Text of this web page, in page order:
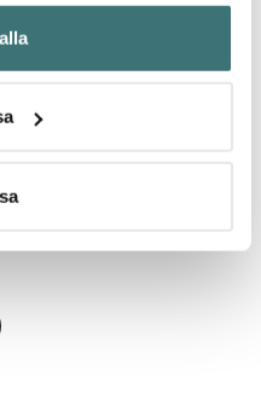
geografiska plats som
upp till flera meter
att aktivt skanna den för
uppgifter
samtycke när som
och annonserna
att du tycker om. Det
trafik och göra
våra kunder